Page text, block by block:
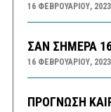
16 ΦΕΒΡΟΥΑΡΊΟΥ, 2023
ΣΑΝ ΣΗΜΕΡΑ
16 ΦΕΒΡΟΥΑΡΊΟΥ, 2023
ΠΡΟΓΝΩΣΗ